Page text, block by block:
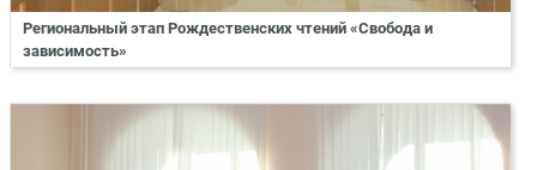
Региональный этап Рождественских чтений «Свобода и
зависимость»